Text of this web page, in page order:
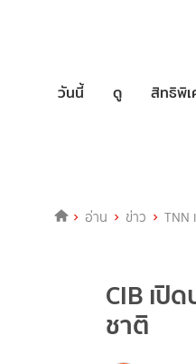
วันนี้ ดู สิทธิพิ
อ่าน ข่าว TNN
CIB เปิ
ชาติ